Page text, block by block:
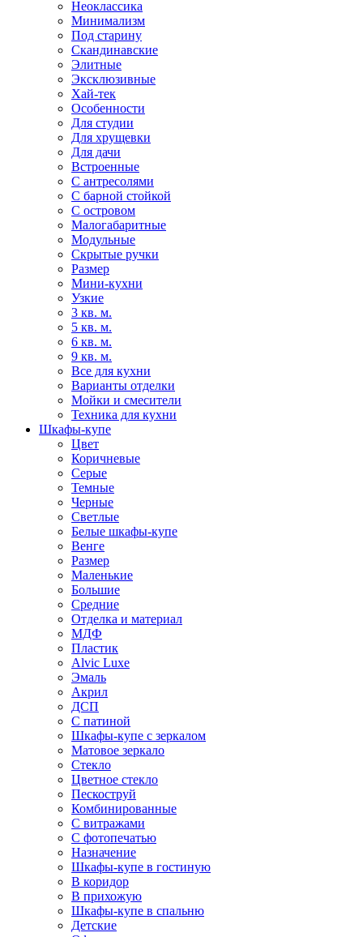
Неоклассика
Минимализм
Под старину
Скандинавские
Элитные
Эксклюзивные
Хай-тек
Особенности
Для студии
Для хрущевки
Для дачи
Встроенные
С антресолями
С барной стойкой
С островом
Малогабаритные
Модульные
Скрытые ручки
Размер
Мини-кухни
Узкие
3 кв. м.
5 кв. м.
6 кв. м.
9 кв. м.
Все для кухни
Варианты отделки
Мойки и смесители
Техника для кухни
Шкафы-купе
Цвет
Коричневые
Серые
Темные
Черные
Светлые
Белые шкафы-купе
Венге
Размер
Маленькие
Большие
Средние
Отделка и материал
МДФ
Пластик
Alvic Luxe
Эмаль
Акрил
ДСП
С патиной
Шкафы-купе с зеркалом
Матовое зеркало
Стекло
Цветное стекло
Пескоструй
Комбинированные
С витражами
С фотопечатью
Назначение
Шкафы-купе в гостиную
В коридор
В прихожую
Шкафы-купе в спальню
Детские